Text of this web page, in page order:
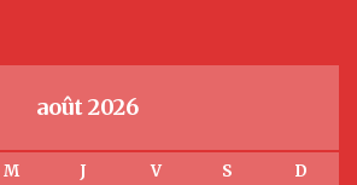
août 2026
M J V S
D